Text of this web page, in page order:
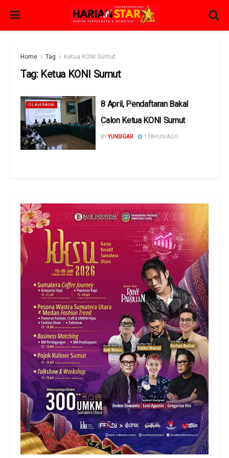
Home Tag Ketua KONI Sumut
Tag: Ketua KONI Sumut
OLAHRAGA
8 April, Pendaftaran Bakal
Calon Ketua KONI Sumut
BYYUNSIGAR 1 TAHUN AGO